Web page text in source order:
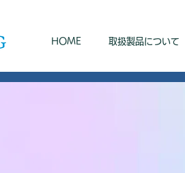
HOME 取扱製品について